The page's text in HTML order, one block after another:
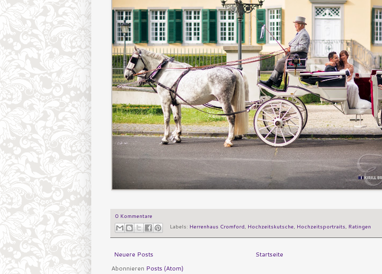
0 Kommentare
Labels: Herrenhaus Cromford, Hochzeitskutsche, Hochzeitsportraits, Ratingen
Neuere Posts
Startseite
Abonnieren Posts (Atom)